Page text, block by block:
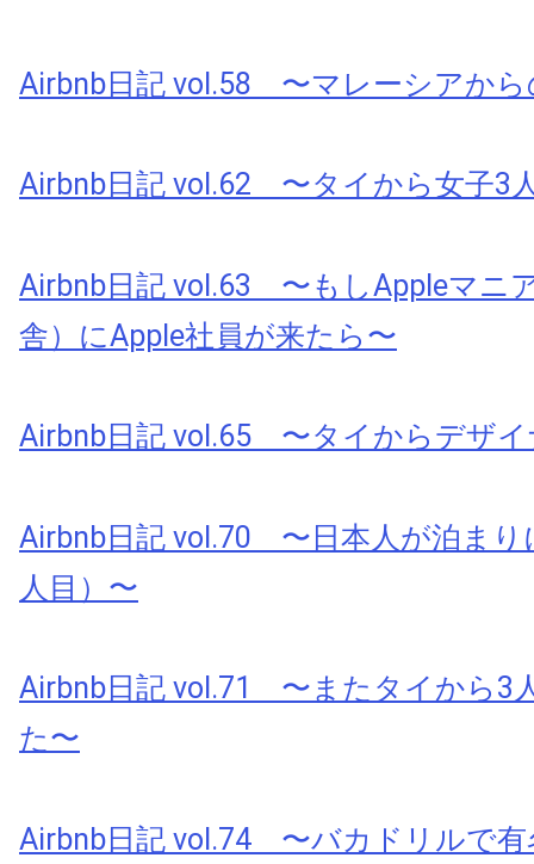
Airbnb日記 vol.58 〜マレーシアから
Airbnb日記 vol.62 〜タイから女子3
Airbnb日記 vol.63 〜もしAppleマニ
舎）にApple社員が来たら〜
Airbnb日記 vol.65 〜タイからデザイ
Airbnb日記 vol.70 〜日本人が泊まり
人目）〜
Airbnb日記 vol.71 〜またタイから3
た〜
Airbnb日記 vol.74 〜バカドリルで有